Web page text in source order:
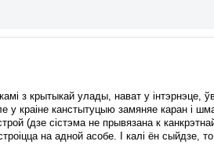
з крытыкай улады, нават у інтэрнэце,
краіне канстытуцыю замяняе каран і
(дзе сістэма не прывязана к
на адной асобе. І калі ён сыйдзе,